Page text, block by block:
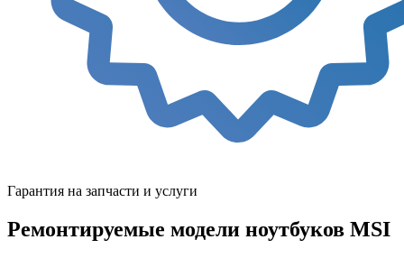
Гарантия на запчасти и услуги
Ремонтируемые модели ноутбуков MSI